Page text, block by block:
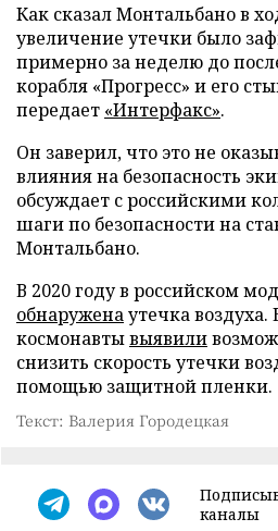
Как сказал Монтальбано в
увеличение утечки было
примерно за неделю до
корабля «Прогресс» и его
передает «Интерфакс».
Он заверил, что это не
влияния на безопасность
обсуждает с российскими
шаги по безопасности на
Монтальбано.
В 2020 году в российском
обнаруженаутечка воздуха.
космонавтывыявили
снизить скорость утечки
помощью защитной пленки.
Текст: Валерия Городецкая
каналы